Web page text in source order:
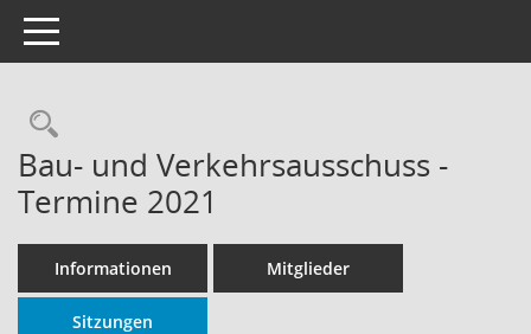
Toggle navigation
Rechercheauswahl
Bau- und Verkehrsausschuss -
Termine 2021
Informationen Mitglieder
Sitzungen